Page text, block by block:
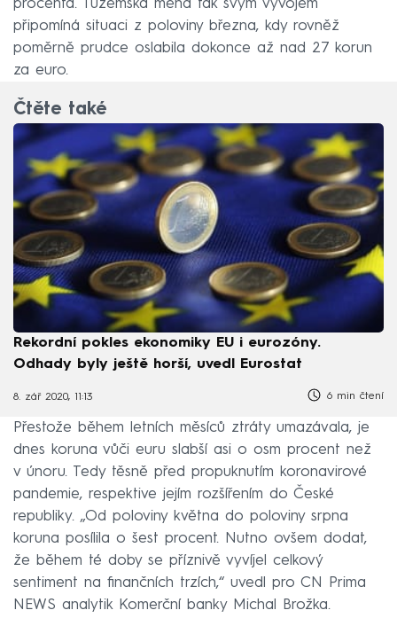
procenta. Tuzemská měna tak svým vývojem
připomíná situaci z poloviny března, kdy rovněž
poměrně prudce oslabila dokonce až nad 27 korun
za euro.
Čtěte také
Rekordní pokles ekonomiky EU i eurozóny.
Odhady byly ještě horší, uvedl Eurostat
8. zář 2020, 11:13 6 min čtení
Přestože během letních měsíců ztráty umazávala, je
dnes koruna vůči euru slabší asi o osm procent než
v únoru. Tedy těsně před propuknutím koronavirové
pandemie, respektive jejím rozšířením do České
republiky. „Od poloviny května do poloviny srpna
koruna posílila o šest procent. Nutno ovšem dodat,
že během té doby se příznivě vyvíjel celkový
sentiment na finančních trzích,“ uvedl pro CN Prima
NEWS analytik Komerční banky Michal Brožka.